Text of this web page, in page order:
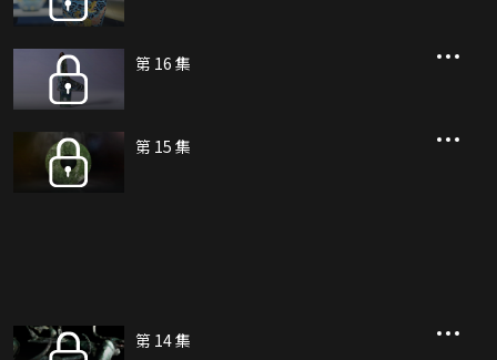
第 16 集
第 15 集
第 14 集